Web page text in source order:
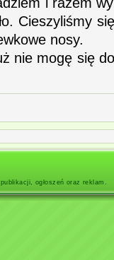
Cieszyliśmy
nosy.
nie mogę się
ogłoszeń oraz reklam.